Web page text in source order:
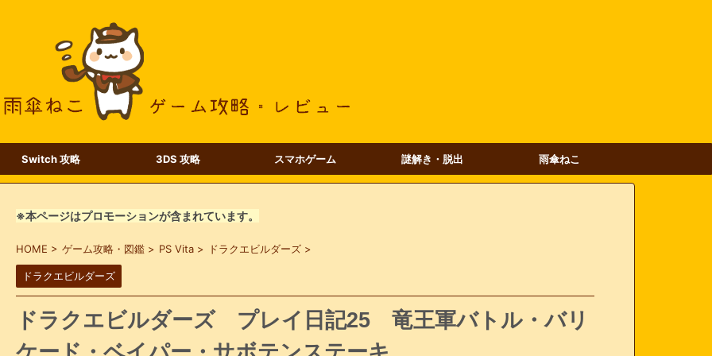
Switch 攻略 3DS 攻略 スマホゲーム 謎解き・脱出 雨傘ねこ
※本ページはプロモーションが含まれています。
HOME > ゲーム攻略・図鑑 > PS Vita > ドラクエビルダーズ >
ドラクエビルダーズ
ドラクエビルダーズ プレイ日記25 竜王軍バトル・バリ